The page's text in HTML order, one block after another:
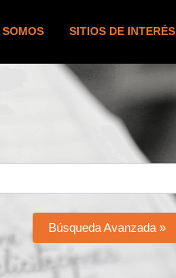
SITIOS DE INTERÉS
Búsqueda Avanzada »